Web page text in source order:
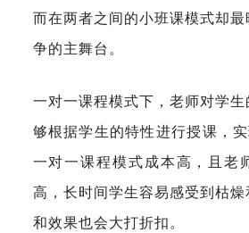
而在两者之间的小班课模式却
争的主舞台。
一对一课程模式下，老师对学
够根据学生的特性进行授课，
一对一课程模式成本高，且老
高，长时间学生容易感受到枯
和效果也会大打折扣。